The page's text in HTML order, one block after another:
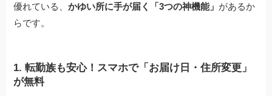
優れている、かゆい所に手が届く「3つの神機能」 があるか
らです。
1. 転勤族も安心！スマホで「お届け日・住所変更」
が無料